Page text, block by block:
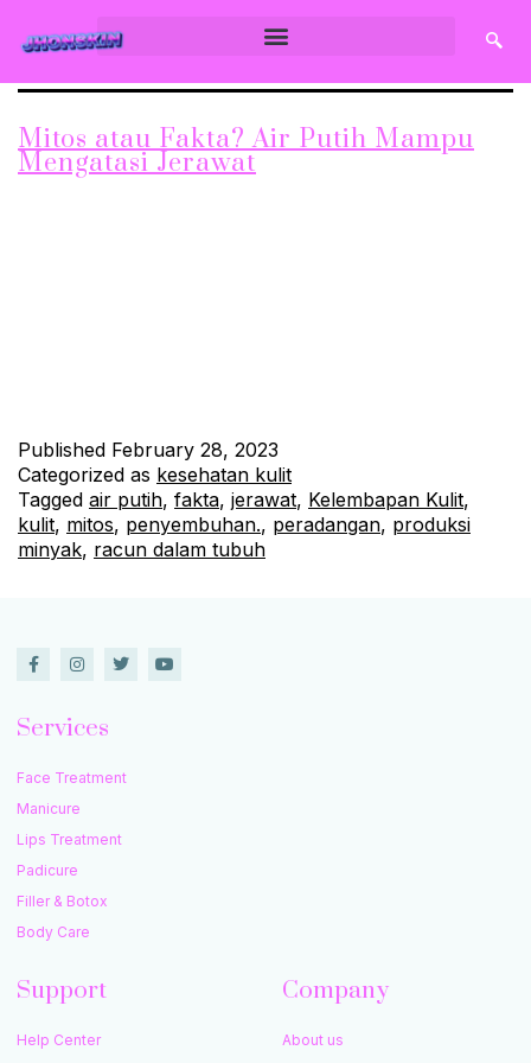
Mitos atau Fakta? Air Putih Mampu
Mengatasi Jerawat
Published February 28, 2023
Categorized as kesehatan kulit
Tagged air putih, fakta, jerawat, Kelembapan Kulit,
kulit, mitos, penyembuhan., peradangan, produksi
minyak, racun dalam tubuh
Services
Face Treatment
Manicure
Lips Treatment
Padicure
Filler & Botox
Body Care
Support
Help Center
Company
About us